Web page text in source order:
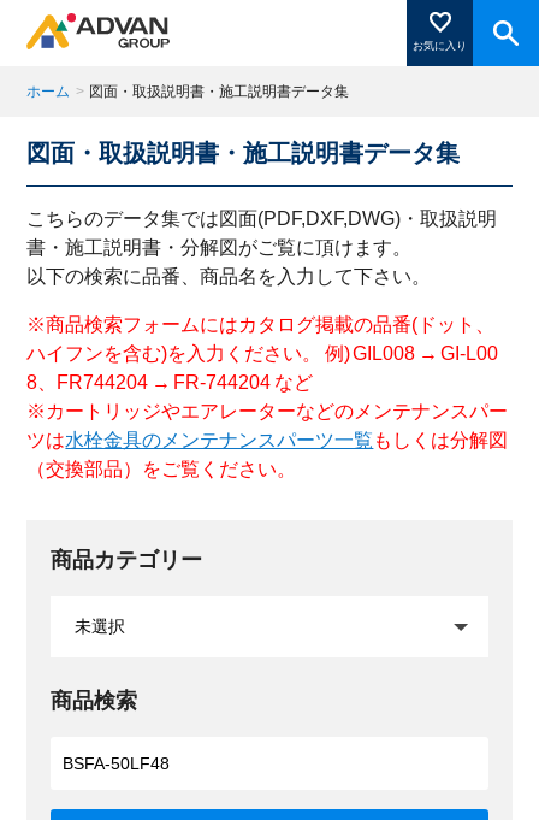
お気に入り
商品ページにある「お気に入り登録」を押すと登録した
商品がここに表示されます。
ホーム > 図面・取扱説明書・施工説明書データ集
図面・取扱説明書・施工説明書データ集
こちらのデータ集では図面(PDF,DXF,DWG)・取扱説明
書・施工説明書・分解図がご覧に頂けます。
以下の検索に品番、商品名を入力して下さい。
※商品検索フォームにはカタログ掲載の品番(ドット、
ハイフンを含む)を入力ください。 例) GIL008 → GI-L00
8、FR744204 → FR-744204 など
※カートリッジやエアレーターなどのメンテナンスパー
ツは水栓金具のメンテナンスパーツ一覧 もしくは分解図
（交換部品）をご覧ください。
商品カテゴリー
商品検索